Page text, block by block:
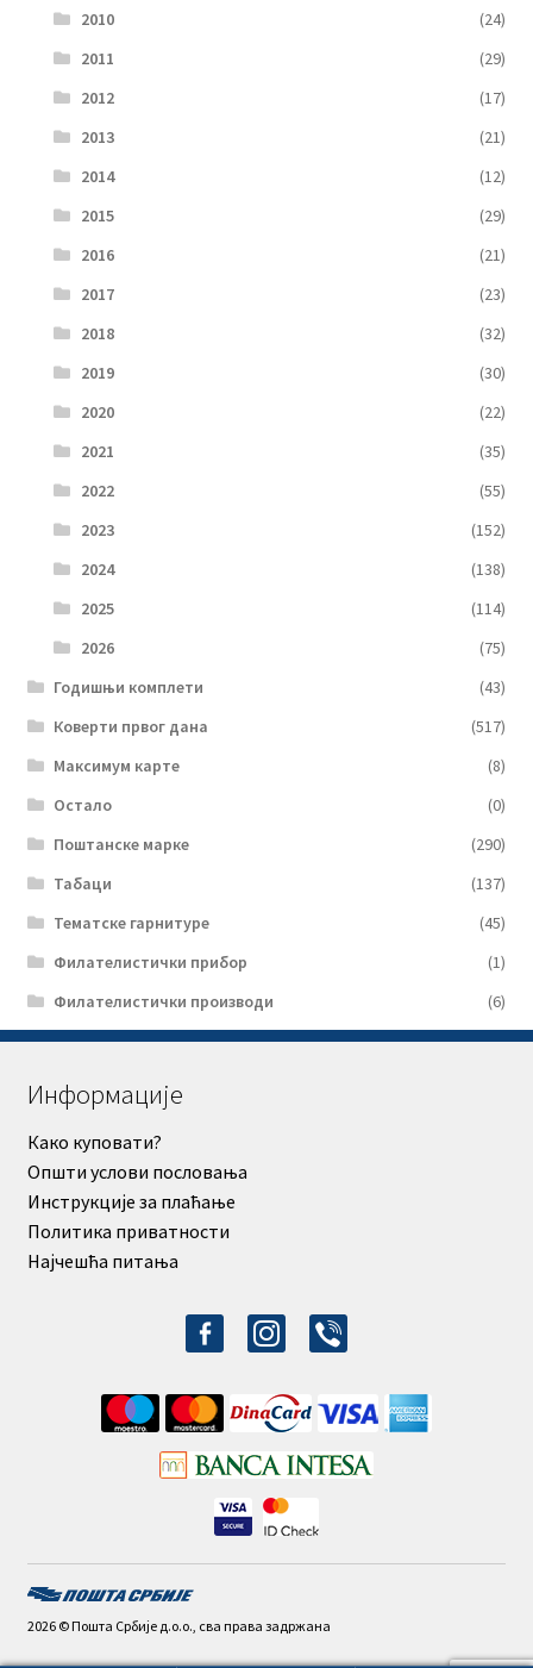
2010
(24)
2011
(29)
2012
(17)
2013
(21)
2014
(12)
2015
(29)
2016
(21)
2017
(23)
2018
(32)
2019
(30)
2020
(22)
2021
(35)
2022
(55)
2023
(152)
2024
(138)
2025
(114)
2026
(75)
Годишњи комплети
(43)
Коверти првог дана
(517)
Максимум карте
(8)
Остало
(0)
Поштанске марке
(290)
Табаци
(137)
Тематске гарнитуре
(45)
Филателистички прибор
(1)
Филателистички производи
(6)
Информације
Како куповати?
Општи услови пословања
Инструкције за плаћање
Политика приватности
Најчешћа питања
facebook-
alt
instagram
viber
2026 © Пошта Србије д.о.о., сва права задржана